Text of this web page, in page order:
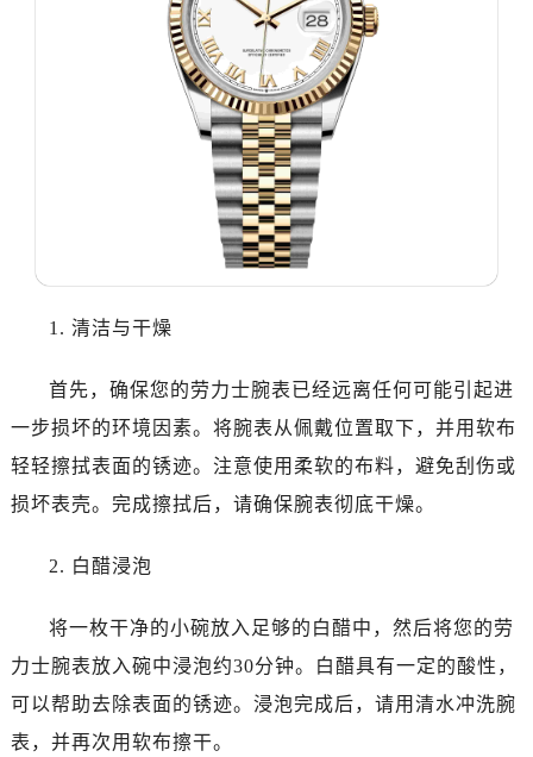
1. 清洁与干燥
首先，确保您的劳力士腕表已经远离任何可能引起进
一步损坏的环境因素。将腕表从佩戴位置取下，并用软布
轻轻擦拭表面的锈迹。注意使用柔软的布料，避免刮伤或
损坏表壳。完成擦拭后，请确保腕表彻底干燥。
2. 白醋浸泡
将一枚干净的小碗放入足够的白醋中，然后将您的劳
力士腕表放入碗中浸泡约30分钟。白醋具有一定的酸性，
可以帮助去除表面的锈迹。浸泡完成后，请用清水冲洗腕
表，并再次用软布擦干。